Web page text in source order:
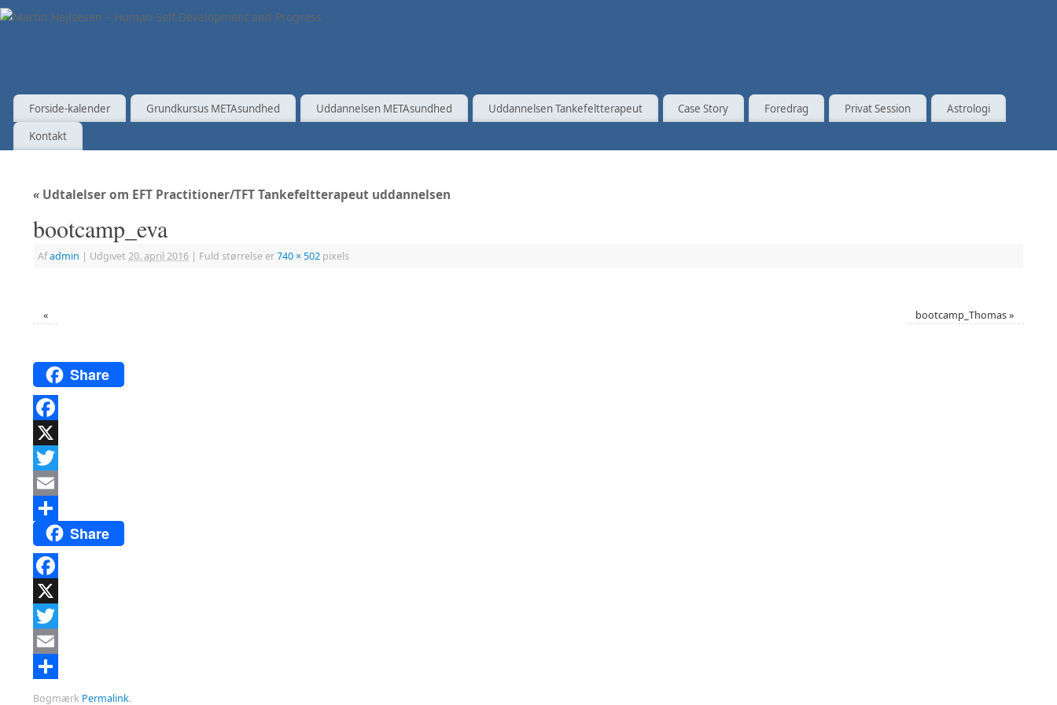
Forside-kalender Grundkursus METAsundhed Uddannelsen METAsundhed Uddannelsen Tankefeltterapeut Case Story Foredrag Privat Session
Astrologi
Kontakt
« Udtalelser om EFT Practitioner/TFT Tankefeltterapeut uddannelsen
bootcamp_eva
Afadmin | Udgivet 20. april 2016 | Fuld størrelse er740 × 502 pixels
« bootcamp_Thomas»
Share
Facebook
X
Twitter
Email
Del
Share
Facebook
X
Twitter
Email
Del
Bogmærk Permalink.